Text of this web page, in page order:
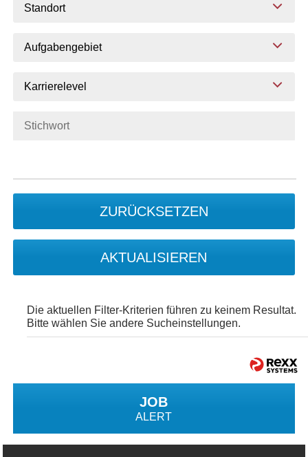
Standort
Aufgabengebiet
Karrierelevel
ZURÜCKSETZEN
AKTUALISIEREN
Die aktuellen Filter-Kriterien führen zu keinem Resultat.
Bitte wählen Sie andere Sucheinstellungen.
JOB
ALERT